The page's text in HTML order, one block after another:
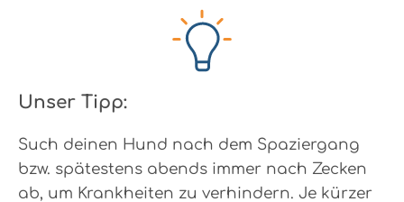
Unser Tipp:
Such deinen Hund nach dem Spaziergang
bzw. spätestens abends immer nach Zecken
ab, um Krankheiten zu verhindern. Je kürzer